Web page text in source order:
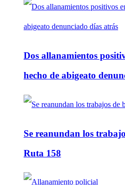
Dos allanamientos
hecho de abigeato
Se reanundan los
Ruta 158